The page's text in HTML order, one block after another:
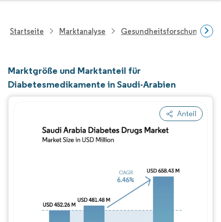
Startseite Marktanalyse Gesundheitsforschung
Marktgröße und Marktanteil für
Diabetesmedikamente in Saudi-Arabien
Anteil